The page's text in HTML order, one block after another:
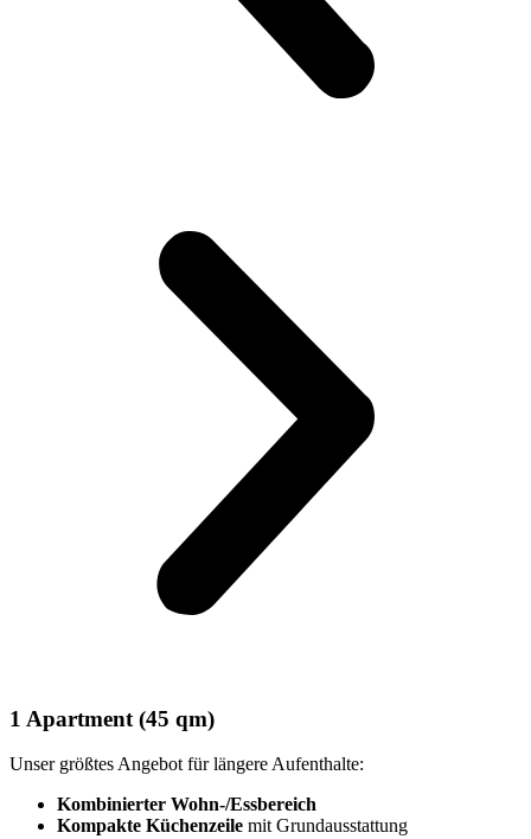
1 Apartment (45 qm)
Unser größtes Angebot für längere Aufenthalte:
Kombinierter Wohn-/Essbereich
Kompakte Küchenzeile mit Grundausstattung